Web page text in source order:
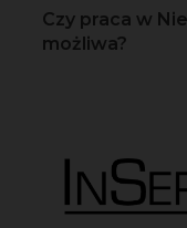
Czy praca w
możliwa?